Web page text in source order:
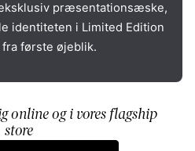
præsentationsæske,
identiteten i Limited Edition
første øjeblik.
online og i vores flagship
store